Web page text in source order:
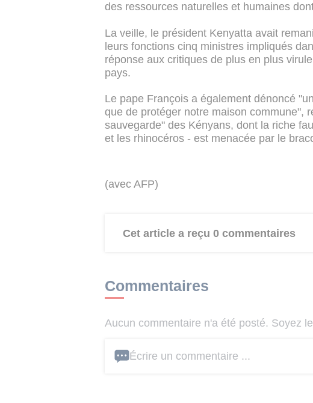
des ressources naturelles et humaines
La veille, le président Kenyatta avait
leurs fonctions cinq ministres impliqués
réponse aux critiques de plus en plus
pays.
Le pape François a également dénoncé
que de protéger notre maison commune",
sauvegarde" des Kényans, dont la riche
et les rhinocéros - est menacée par le
(avec AFP)
Cet article a reçu 0 commentaires
Commentaires
Aucun commentaire n'a été posté. Soyez
Écrire un commentaire ...